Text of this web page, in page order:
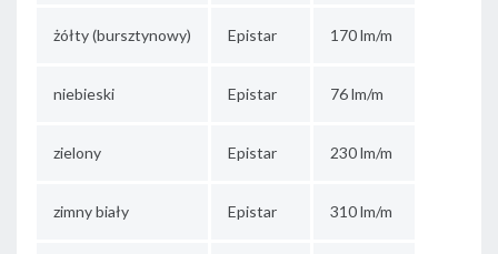
żółty (bursztynowy) Epistar 170 lm/m
niebieski Epistar 76 lm/m
zielony Epistar 230 lm/m
zimny biały Epistar 310 lm/m